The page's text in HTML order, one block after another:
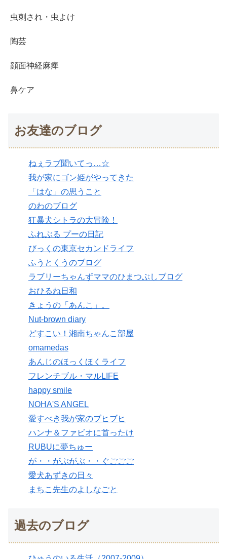
虫刺され・虫よけ
陶芸
顔面神経麻痺
鼻ケア
お友達のブログ
ねぇラブ聞いてっ…☆
我が家にゴン姫がやってきた
「はな」の思うこと
のわのブログ
狂暴犬シトラの大冒険！
ふれぶる プーの日記
びっくの東京セカンドライフ
ふうとくうのブログ
ラブリーちゃんずママのひまつぶしブログ
おひるね日和
きょうの「あんこ」。
Nut-brown diary
どすこい！湘南ちゃんこ部屋
omamedas
あんじのほっくほくライフ
フレンチブル・マルLIFE
happy smile
NOHA'S ANGEL
愛すべき我が家のブヒブヒ
ハンナ＆ファビオに首ったけ
RUBUに夢ちゅー
が・・がぶがぶ・・ぐごごご
愛犬あずきの日々
まちこ先生のよしなごと
過去のブログ